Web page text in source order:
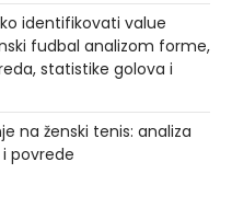
identifikovati value
fudbal analizom forme,
statistike golova i
na ženski tenis: analiza
povrede